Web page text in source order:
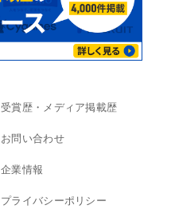
受賞歴・メディア掲載歴
お問い合わせ
企業情報
プライバシーポリシー